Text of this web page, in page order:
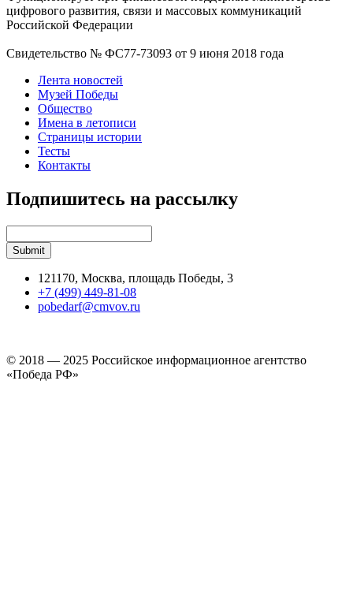
цифрового развития, связи и массовых коммуникаций
Российской Федерации
Свидетельство № ФС77-73093 от 9 июня 2018 года
Лента новостей
Музей Победы
Общество
Имена в летописи
Страницы истории
Тесты
Контакты
Подпишитесь на рассылку
121170, Москва, площадь Победы, 3
+7 (499) 449-81-08
pobedarf@cmvov.ru
© 2018 — 2025 Российское информационное агентство
«Победа РФ»